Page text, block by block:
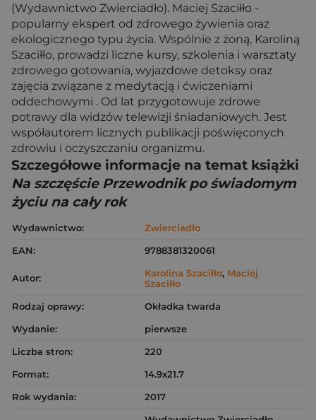
(Wydawnictwo Zwierciadło). Maciej Szaciłło -
popularny ekspert od zdrowego żywienia oraz
ekologicznego typu życia. Wspólnie z żoną, Karoliną
Szaciłło, prowadzi liczne kursy, szkolenia i warsztaty
zdrowego gotowania, wyjazdowe detoksy oraz
zajęcia związane z medytacją i ćwiczeniami
oddechowymi . Od lat przygotowuje zdrowe
potrawy dla widzów telewizji śniadaniowych. Jest
współautorem licznych publikacji poświęconych
zdrowiu i oczyszczaniu organizmu.
Szczegółowe informacje na temat książki
Na szczęście Przewodnik po świadomym
życiu na cały rok
Wydawnictwo:
Zwierciadło
EAN:
9788381320061
Autor: Karolina Szaciłło, Maciej
Szaciłło
Rodzaj oprawy:
Okładka twarda
Wydanie:
pierwsze
Liczba stron:
220
Format:
14.9x21.7
Rok wydania:
2017